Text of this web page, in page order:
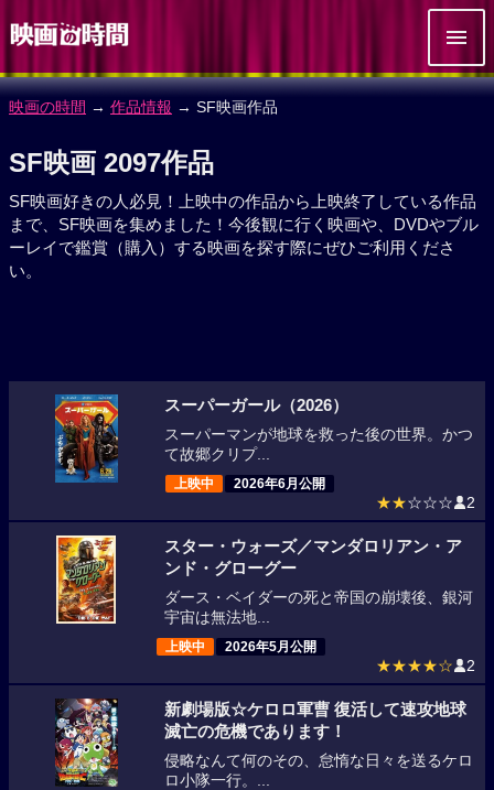
映画の時間 → 作品情報 → SF映画作品
SF映画 2097作品
SF映画好きの人必見！上映中の作品から上映終了している作品
まで、SF映画を集めました！今後観に行く映画や、DVDやブル
ーレイで鑑賞（購入）する映画を探す際にぜひご利用くださ
い。
スーパーガール（2026）
スーパーマンが地球を救った後の世界。かつ
て故郷クリプ...
上映中 2026年6月公開
★★☆☆☆ 2
スター・ウォーズ／マンダロリアン・ア
ンド・グローグー
ダース・ベイダーの死と帝国の崩壊後、銀河
宇宙は無法地...
上映中 2026年5月公開
★★★★☆ 2
新劇場版☆ケロロ軍曹 復活して速攻地球
滅亡の危機であります！
侵略なんて何のその、怠惰な日々を送るケロ
ロ小隊一行。...